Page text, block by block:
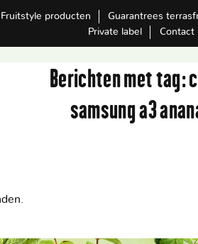
Fruitstyle producten Guarantrees
Private label
Contact
Berichten met tag:
samsung a3